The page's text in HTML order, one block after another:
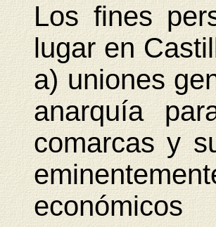
Los fines
lugar en
a) uniones
anarquía
comarcas y